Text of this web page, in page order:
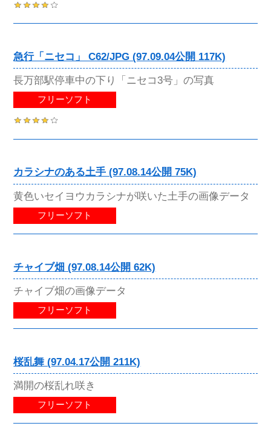
急行「ニセコ」 C62/JPG (97.09.04公開 117K)
長万部駅停車中の下り「ニセコ3号」の写真
フリーソフト
カラシナのある土手 (97.08.14公開 75K)
黄色いセイヨウカラシナが咲いた土手の画像データ
フリーソフト
チャイブ畑 (97.08.14公開 62K)
チャイブ畑の画像データ
フリーソフト
桜乱舞 (97.04.17公開 211K)
満開の桜乱れ咲き
フリーソフト